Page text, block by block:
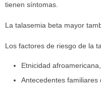
tienen síntomas.
La talasemia beta mayor
Los factores de riesgo de la
Etnicidad
Antecedentes familiares